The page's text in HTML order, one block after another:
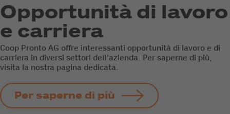
Opportunità di lavoro
e carriera
Coop Pronto AG offre interessanti opportunità di lavoro e di
carriera in diversi settori dell’azienda. Per saperne di più,
visita la nostra pagina dedicata.
Per saperne di più